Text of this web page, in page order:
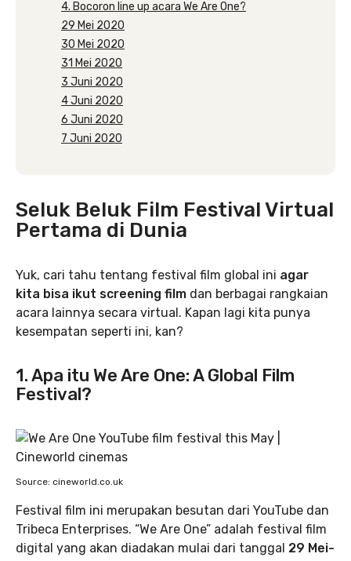
4. Bocoron line up acara We Are One?
29 Mei 2020
30 Mei 2020
31 Mei 2020
3 Juni 2020
4 Juni 2020
6 Juni 2020
7 Juni 2020
Seluk Beluk Film Festival Virtual
Pertama di Dunia
Yuk, cari tahu tentang festival film global ini agar
kita bisa ikut screening film dan berbagai rangkaian
acara lainnya secara virtual. Kapan lagi kita punya
kesempatan seperti ini, kan?
1. Apa itu We Are One: A Global Film
Festival?
Source: cineworld.co.uk
Festival film ini merupakan besutan dari YouTube dan
Tribeca Enterprises. “We Are One” adalah festival film
digital yang akan diadakan mulai dari tanggal 29 Mei-